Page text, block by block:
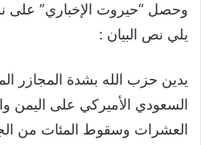
وحصل “حيروت الإخباري” على
يلي نص البيان :
يدين حزب الله بشدة المجازر
السعودي الأميركي على اليمن
العشرات وسقوط المئات من